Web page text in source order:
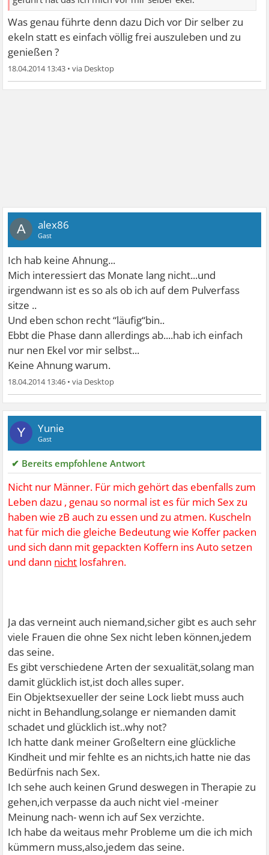
Was genau führte denn dazu Dich vor Dir selber zu
ekeln statt es einfach völlig frei auszuleben und zu
genießen ?
18.04.2014 13:43 •
A alex86
Gast
Ich hab keine Ahnung...
Mich interessiert das Monate lang nicht...und
irgendwann ist es so als ob ich auf dem Pulverfass
sitze ..
Und eben schon recht “läufig“bin..
Ebbt die Phase dann allerdings ab....hab ich einfach
nur nen Ekel vor mir selbst...
Keine Ahnung warum.
18.04.2014 13:46 •
Y Yunie
Gast
✔ Bereits empfohlene Antwort
Nicht nur Männer. Für mich gehört das ebenfalls zum
Leben dazu , genau so normal ist es für mich Sex zu
haben wie zB auch zu essen und zu atmen. Kuscheln
hat für mich die gleiche Bedeutung wie Koffer packen
und sich dann mit gepackten Koffern ins Auto setzen
und dann nicht losfahren.
Ja das verneint auch niemand,sicher gibt es auch sehr
viele Frauen die ohne Sex nicht leben können,jedem
das seine.
Es gibt verschiedene Arten der sexualität,solang man
damit glücklich ist,ist doch alles super.
Ein Objektsexueller der seine Lock liebt muss auch
nicht in Behandlung,solange er niemanden damit
schadet und glücklich ist..why not?
Ich hatte dank meiner Großeltern eine glückliche
Kindheit und mir fehlte es an nichts,ich hatte nie das
Bedürfnis nach Sex.
Ich sehe auch keinen Grund deswegen in Therapie zu
gehen,ich verpasse da auch nicht viel -meiner
Meinung nach- wenn ich auf Sex verzichte.
Ich habe da weitaus mehr Probleme um die ich mich
kümmern muss,also,jedem das seine.